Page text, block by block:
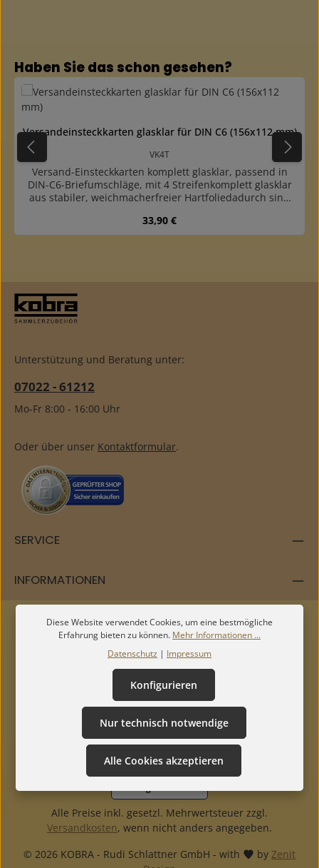
Produktgalerie überspringen
Haben Sie das schon gesehen?
Versandeinsteckkarten glasklar für DIN C6 (156x112 mm)
VK4T
Versand-Einsteckkarten komplett glasklar, passend in
DIN-C6-Briefumschläge, mit 4 Streifenkomplett glasklar
aus stabiler, weichmacherfreier Hartfoliedadurch sind
mm, passend in normale, kleine Briefumschläge (DIN-
C6), ideal für den Versandmit 4 Streifen (ohne
Regulärer Preis:
33,90 €
Unterstützung und Beratung unter:
07022 - 61212
Mo-Fr 8:00 - 16:00 Uhr
Oder über unser Kontaktformular.
SERVICE
INFORMATIONEN
© 2026 KOBRA - Rudi Schlattner GmbH - with byZenit
Alle Preise inkl. gesetzl. Mehrwertsteuer zzgl.
Versandkosten, wenn nicht anders angegeben.
Diese Website verwendet Cookies, um eine bestmögliche
Erfahrung bieten zu können. Mehr Informationen ...
Datenschutz | Impressum
Nur technisch notwendige
Konfigurieren
Alle Cookies akzeptieren